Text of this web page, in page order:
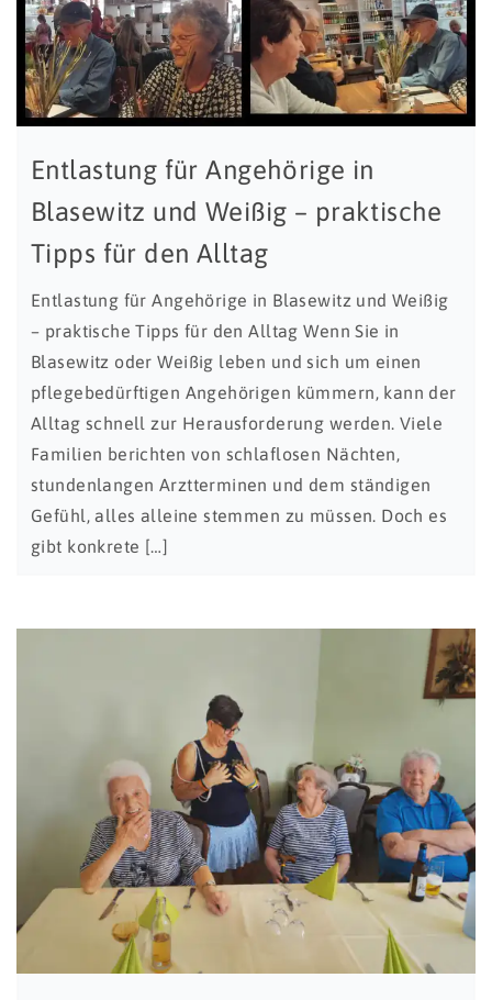
Entlastung für Angehörige in
Blasewitz und Weißig – praktische
Tipps für den Alltag
Entlastung für Angehörige in Blasewitz und Weißig
– praktische Tipps für den Alltag Wenn Sie in
Blasewitz oder Weißig leben und sich um einen
pflegebedürftigen Angehörigen kümmern, kann der
Alltag schnell zur Herausforderung werden. Viele
Familien berichten von schlaflosen Nächten,
stundenlangen Arztterminen und dem ständigen
Gefühl, alles alleine stemmen zu müssen. Doch es
gibt konkrete […]